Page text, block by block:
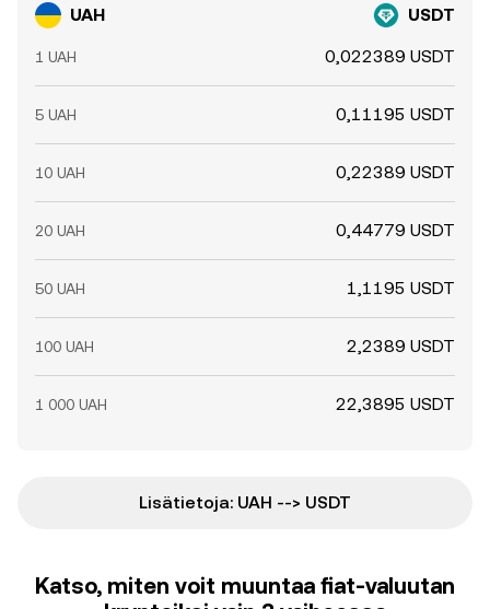
UAH USDT
1 UAH 0,022389 USDT
5 UAH 0,11195 USDT
10 UAH 0,22389 USDT
20 UAH 0,44779 USDT
50 UAH 1,1195 USDT
100 UAH 2,2389 USDT
1 000 UAH 22,3895 USDT
Lisätietoja: UAH --> USDT
Katso, miten voit muuntaa fiat-valuutan